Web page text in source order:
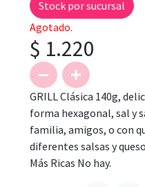
Stock por sucursal
Agotado.
$ 1.220
GRILL Clásica 140g,
forma hexagonal, sal y
familia, amigos, o con
diferentes salsas y
Más Ricas No hay.